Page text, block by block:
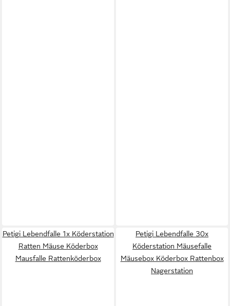
Petigi Lebendfalle 1x Köderstation
Ratten Mäuse Köderbox
Mausfalle Rattenköderbox
Petigi Lebendfalle 30x
Köderstation Mäusefalle
Mäusebox Köderbox Rattenbox
Nagerstation